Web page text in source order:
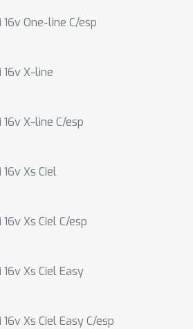
One-line C/esp
16v X-line
X-line C/esp
Xs Ciel
Xs Ciel C/esp
Xs Ciel Easy
Xs Ciel Easy C/esp